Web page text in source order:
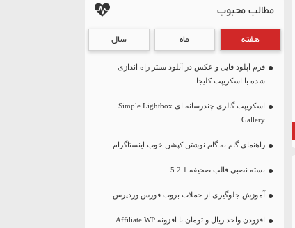
مطالب محبوب
هفته ماه سال
فرم آپلود فایل و عکس در آپلود سنتر راه اندازی
شده با اسکریپت کلیجا
اسکریپت گالری چندرسانه ای Simple Lightbox
Gallery
راهنمای گام به گام نوشتن کپشن خوب اینستاگرام
بسته نصبی قالب صحیفه 5.2.1
آموزش جلوگیری از حملات بروت فورس وردپرس
افزودن واحد ریال و تومان با افزونه Affiliate WP